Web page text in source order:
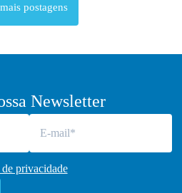
postagens
Newsletter
privacidade